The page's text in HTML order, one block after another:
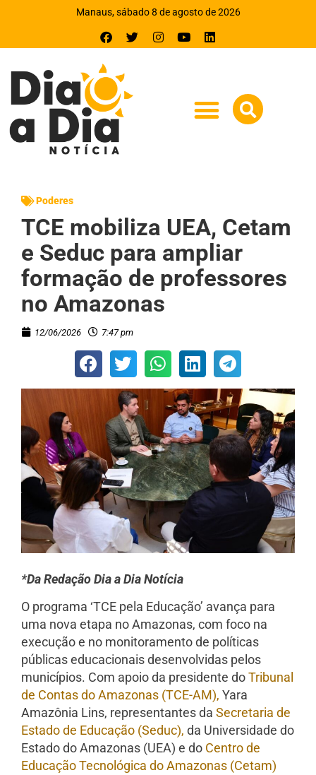
Manaus, sábado 8 de agosto de 2026
Poderes
TCE mobiliza UEA, Cetam
e Seduc para ampliar
formação de professores
no Amazonas
12/06/2026 7:47 pm
*Da Redação Dia a Dia Notícia
O programa ‘TCE pela Educação’ avança para
uma nova etapa no Amazonas, com foco na
execução e no monitoramento de políticas
públicas educacionais desenvolvidas pelos
municípios. Com apoio da presidente doTribunal
de Contas do Amazonas (TCE-AM), Yara
Amazônia Lins, representantes da Secretaria de
Estado de Educação (Seduc), da Universidade do
Estado do Amazonas (UEA) e do Centro de
Educação Tecnológica do Amazonas (Cetam)